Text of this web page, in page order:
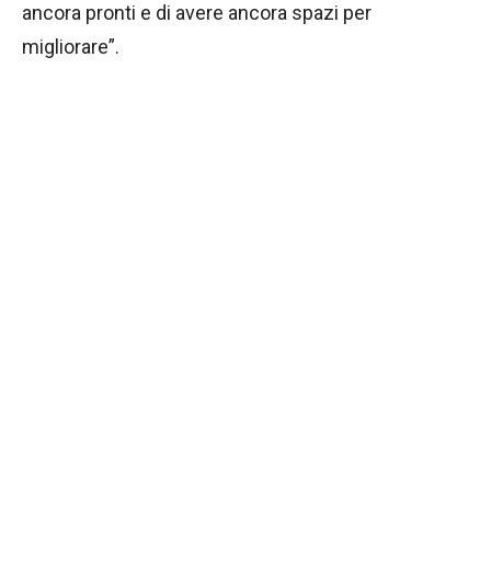
ancora pronti e di avere ancora spazi per
migliorare”.